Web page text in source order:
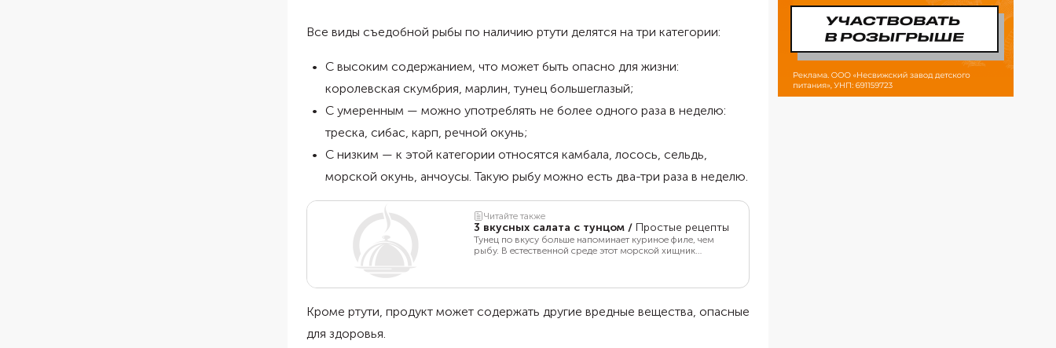
Все виды съедобной рыбы по наличию ртути делятся на три категории:
С высоким содержанием, что может быть опасно для жизни:
королевская скумбрия, марлин, тунец большеглазый;
С умеренным — можно употреблять не более одного раза в неделю:
треска, сибас, карп, речной окунь;
С низким — к этой категории относятся камбала, лосось, сельдь,
морской окунь, анчоусы. Такую рыбу можно есть два-три раза в неделю.
Читайте также
3 вкусных салата с тунцом / Простые рецепты
Тунец по вкусу больше напоминает куриное филе, чем
рыбу. В естественной среде этот морской хищник
Кроме ртути, продукт может содержать другие вредные вещества, опасные
для здоровья.